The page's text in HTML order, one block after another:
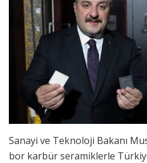
Sanayi ve Teknoloji Bakanı
bor karbür seramiklerle